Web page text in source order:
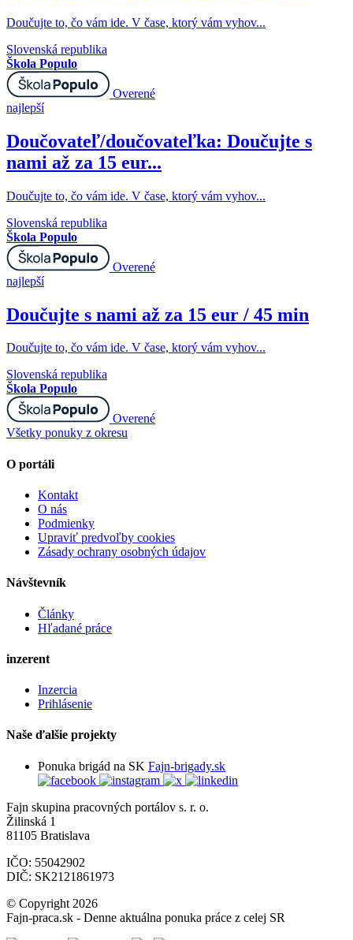
Doučujte to, čo vám ide. V čase, ktorý vám vyhov...
Slovenská republika
Škola Populo
Overené
najlepší
Doučovateľ/doučovateľka: Doučujte s
nami až za 15 eur...
Doučujte to, čo vám ide. V čase, ktorý vám vyhov...
Slovenská republika
Škola Populo
Overené
najlepší
Doučujte s nami až za 15 eur / 45 min
Doučujte to, čo vám ide. V čase, ktorý vám vyhov...
Slovenská republika
Škola Populo
Overené
Všetky ponuky z okresu
O portáli
Kontakt
O nás
Podmienky
Upraviť predvoľby cookies
Zásady ochrany osobných údajov
Návštevník
Články
Hľadané práce
inzerent
Inzercia
Prihlásenie
Naše ďalšie projekty
Ponuka brigád na SK Fajn-brigady.sk
Fajn skupina pracovných portálov s. r. o.
Žilinská 1
81105 Bratislava
IČO: 55042902
DIČ: SK2121861973
© Copyright 2026
Fajn-praca.sk - Denne aktuálna ponuka práce z celej SR